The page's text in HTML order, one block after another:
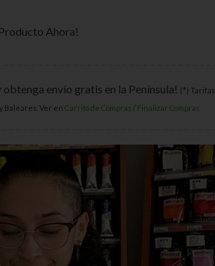
Ahora!
envío gratis en la Península! (*) Tarifas
Baleares. Ver en Carrito de Compras / Finalizar Compras